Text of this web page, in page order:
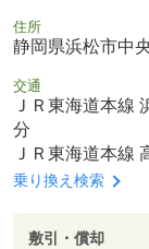
住所
静岡県浜松市中
交通
ＪＲ東海道本線
分
ＪＲ東海道本線
乗り換え検索
敷引・償却